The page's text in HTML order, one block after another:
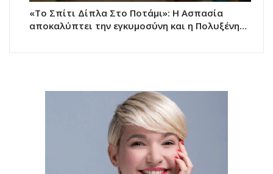
«Το Σπίτι Δίπλα Στο Ποτάμι»: Η Ασπασία
αποκαλύπτει την εγκυμοσύνη και η Πολυξένη…